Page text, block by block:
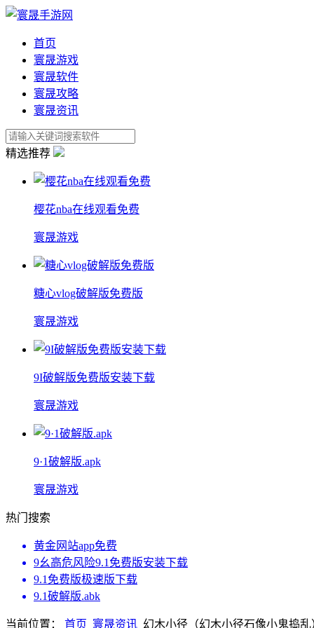
首页
寰晟游戏
寰晟软件
寰晟攻略
寰晟资讯
精选推荐
樱花nba在线观看免费
寰晟游戏
糖心vlog破解版免费版
寰晟游戏
9I破解版免费版安装下载
寰晟游戏
9·1破解版.apk
寰晟游戏
热门搜索
黄金网站app免费
9幺高危风险9.1免费版安装下载
9.1免费版极速版下载
9.1破解版.abk
当前位置： 首页 寰晟资讯 幻木小径（幻木小径石像小鬼捣乱